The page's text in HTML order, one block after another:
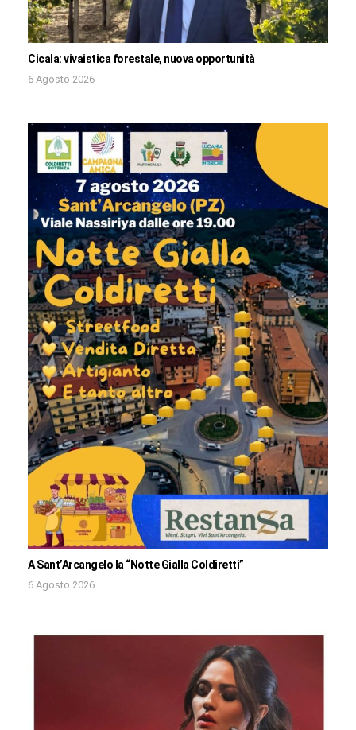
Cicala: vivaistica forestale, nuova opportunità
6 Agosto 2026
A Sant’Arcangelo la “Notte Gialla Coldiretti”
6 Agosto 2026